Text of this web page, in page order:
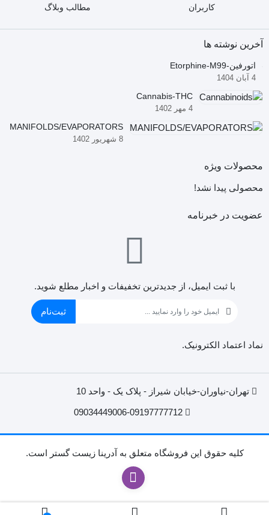
کاربران مطالب وبلاگ
آخرین نوشته ها
اتورفین-Etorphine-M99
4 آبان 1404
Cannabis-THC
4 مهر 1402
MANIFOLDS/EVAPORATORS
8 شهریور 1402
محصولات ویژه
محصولی پیدا نشد!
عضویت در خبرنامه
با ثبت ایمیل، از جدید‌ترین تخفیفات و اخبار مطلع شوید.
ثبت‌نام
نماد اعتماد الکترونیک.
تهران-نیاوران-خیابان شیراز - پلاک یک - واحد 10
09034449006-09197777712
کليه حقوق اين فروشگاه متعلق به آدرینا زیست گستر است.